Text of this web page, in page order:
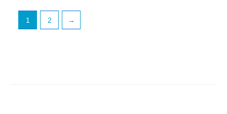
1 2 →